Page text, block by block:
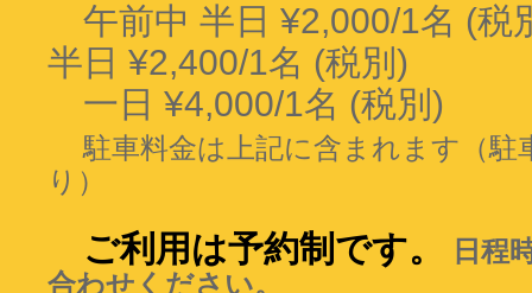
午前中 半日 ¥2,000/1名 (
半日 ¥2,400/1名 (税別)
一日 ¥4,000/1名 (税別)
駐車料金は上記に含まれます（駐
り）
ご利用は予約制です。
日程
合わせください。